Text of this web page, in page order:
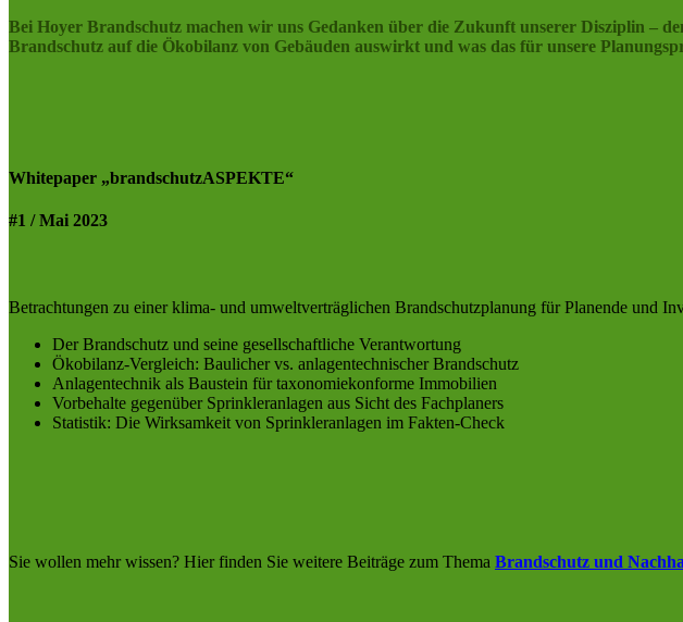
Bei Hoyer Brandschutz machen wir uns Gedanken über die Zukunft unserer Disziplin –
Brandschutz auf die Ökobilanz von Gebäuden auswirkt und was das für unsere
Whitepaper „brandschutzASPEKTE“
#1 / Mai 2023
Betrachtungen zu einer klima- und umweltverträglichen Brandschutzplanung für Planende und
Der Brandschutz und seine gesellschaftliche Verantwortung
Ökobilanz-Vergleich: Baulicher vs. anlagentechnischer Brandschutz
Anlagentechnik als Baustein für taxonomiekonforme Immobilien
Vorbehalte gegenüber Sprinkleranlagen aus Sicht des Fachplaners
Statistik: Die Wirksamkeit von Sprinkleranlagen im Fakten-Check
Sie wollen mehr wissen? Hier finden Sie weitere Beiträge zum Thema Brandschutz und